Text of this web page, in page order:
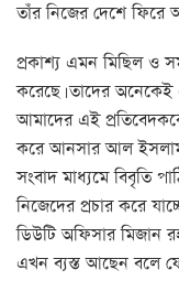
তাঁর নিজের দেশে ফিরে
প্রকাশ্য এমন মিছিল ও
করেছে। তাদের অনেকেই
আমাদের এই
করে আনসার আল ইসলাম
সংবাদ মাধ্যমে বিবৃতি
নিজেদের প্রচার করে
ডিউটি অফিসার মিজান
এখন ব্যস্ত আছেন বলে